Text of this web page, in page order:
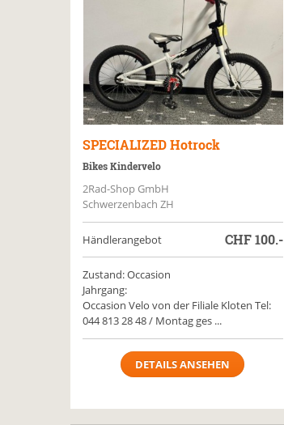
SPECIALIZEDHotrock
Bikes Kindervelo
2Rad-Shop GmbH
Schwerzenbach ZH
Händlerangebot CHF100.-
Zustand: Occasion
Jahrgang:
Occasion Velo von der Filiale Kloten Tel:
044 813 28 48 / Montag ges ...
DETAILS ANSEHEN